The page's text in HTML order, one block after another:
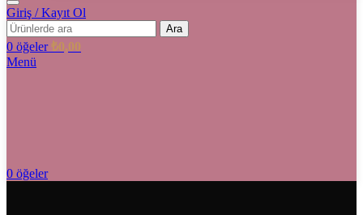
Giriş / Kayıt Ol
Ara
0 öğeler ₺0,00
Menü
0 öğeler